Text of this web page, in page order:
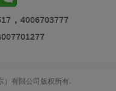
，4006703777
）有限公司版权所有.